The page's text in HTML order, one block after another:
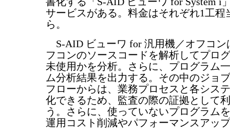
サービスがある。料金はそれぞれ1工程
ら。
S-AID ビューワ for 汎用機／オフコン
フコンのソースコードを解析してプロ
未使用かを分析。さらに、プログラム
ム分析結果を出力する。その中のジョ
フローからは、業務プロセスと各シス
化できるため、監査の際の証拠として
う。さらに、使っていないプログラム
運用コスト削減やパフォーマンスアッ